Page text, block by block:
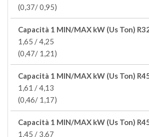
(0,37/ 0,95)
Capacità 1 MIN/MAX kW (Us Ton)
1,65 / 4,25
(0,47/ 1,21)
Capacità 1 MIN/MAX kW (Us Ton)
1,61 / 4,13
(0,46/ 1,17)
Capacità 1 MIN/MAX kW (Us Ton)
1,45 / 3,67